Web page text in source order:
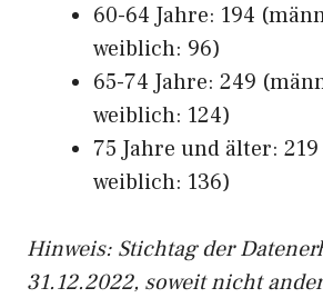
60-64 Jahre: 194
weiblich: 96)
65-74 Jahre: 249
weiblich: 124)
75 Jahre und älter:
weiblich: 136)
Hinweis: Stichtag der
31.12.2022, soweit nicht